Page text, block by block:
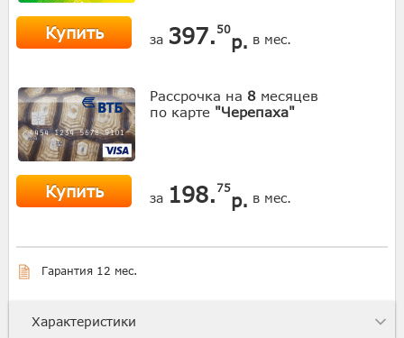
Купить за 397. 50
р. в мес.
Рассрочка на 8 месяцев
по карте "Черепаха"
Купить за 198. 75
р. в мес.
Гарантия 12 мес.
Характеристики